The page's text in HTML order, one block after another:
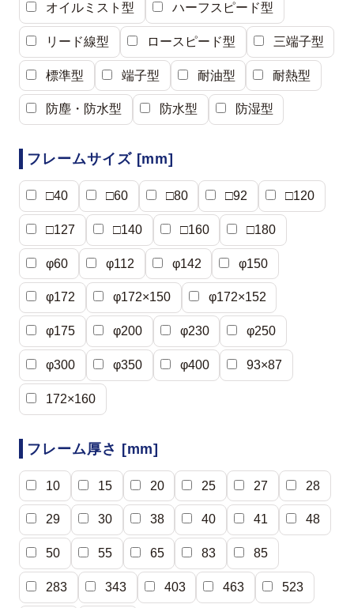
オイルミスト型 ハーフスピード型
リード線型 ロースピード型 三端子型
標準型 端子型 耐油型 耐熱型
防塵・防水型 防水型 防湿型
フレームサイズ [mm]
□40 □60 □80 □92 □120
□127 □140 □160 □180
φ60 φ112 φ142 φ150
φ172 φ172×150 φ172×152
φ175 φ200 φ230 φ250
φ300 φ350 φ400 93×87
172×160
フレーム厚さ [mm]
10 15 20 25 27 28
29 30 38 40 41 48
50 55 65 83 85
283 343 403 463 523